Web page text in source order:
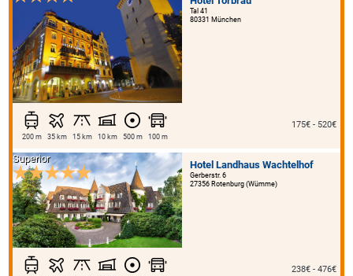
Tal 41
80331 München
200 m 35 km 15 km 10 km 500 m 100 m
175€ - 520€
Hotel Landhaus Wachtelhof
Gerberstr. 6
27356 Rotenburg (Wümme)
Superior
238€ - 476€